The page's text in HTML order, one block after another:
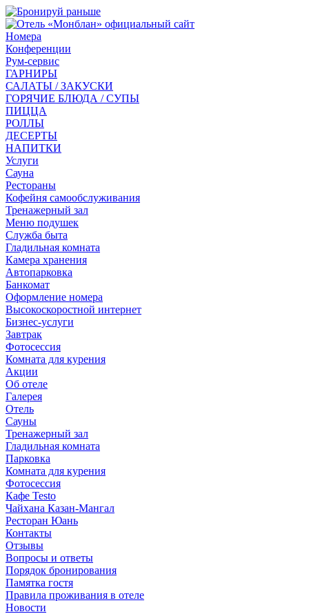
Номера
Конференции
Рум-сервис
ГАРНИРЫ
САЛАТЫ / ЗАКУСКИ
ГОРЯЧИЕ БЛЮДА / СУПЫ
ПИЦЦА
РОЛЛЫ
ДЕСЕРТЫ
НАПИТКИ
Услуги
Сауна
Рестораны
Кофейня самообслуживания
Тренажерный зал
Меню подушек
Служба быта
Гладильная комната
Камера хранения
Автопарковка
Банкомат
Оформление номера
Высокоскоростной интернет
Бизнес-услуги
Завтрак
Фотосессия
Комната для курения
Акции
Об отеле
Галерея
Отель
Сауны
Тренажерный зал
Гладильная комната
Парковка
Комната для курения
Фотосессия
Кафе Testo
Чайхана Казан-Мангал
Ресторан Юань
Контакты
Отзывы
Вопросы и ответы
Порядок бронирования
Памятка гостя
Правила проживания в отеле
Новости